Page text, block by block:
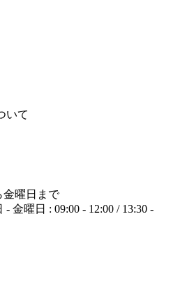
いて
金曜日まで
金曜日 : 09:00 - 12:00 / 13:30 -